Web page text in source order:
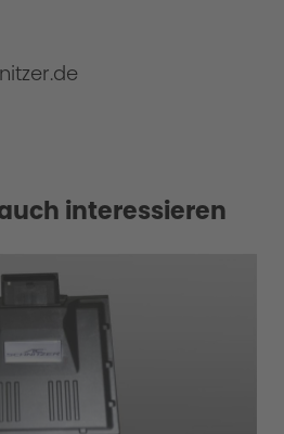
interessieren